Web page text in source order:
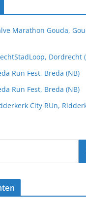
Marathon Gouda,
Dordrecht
Run Fest, Breda (NB)
Run Fest, Breda (NB)
City RUn,